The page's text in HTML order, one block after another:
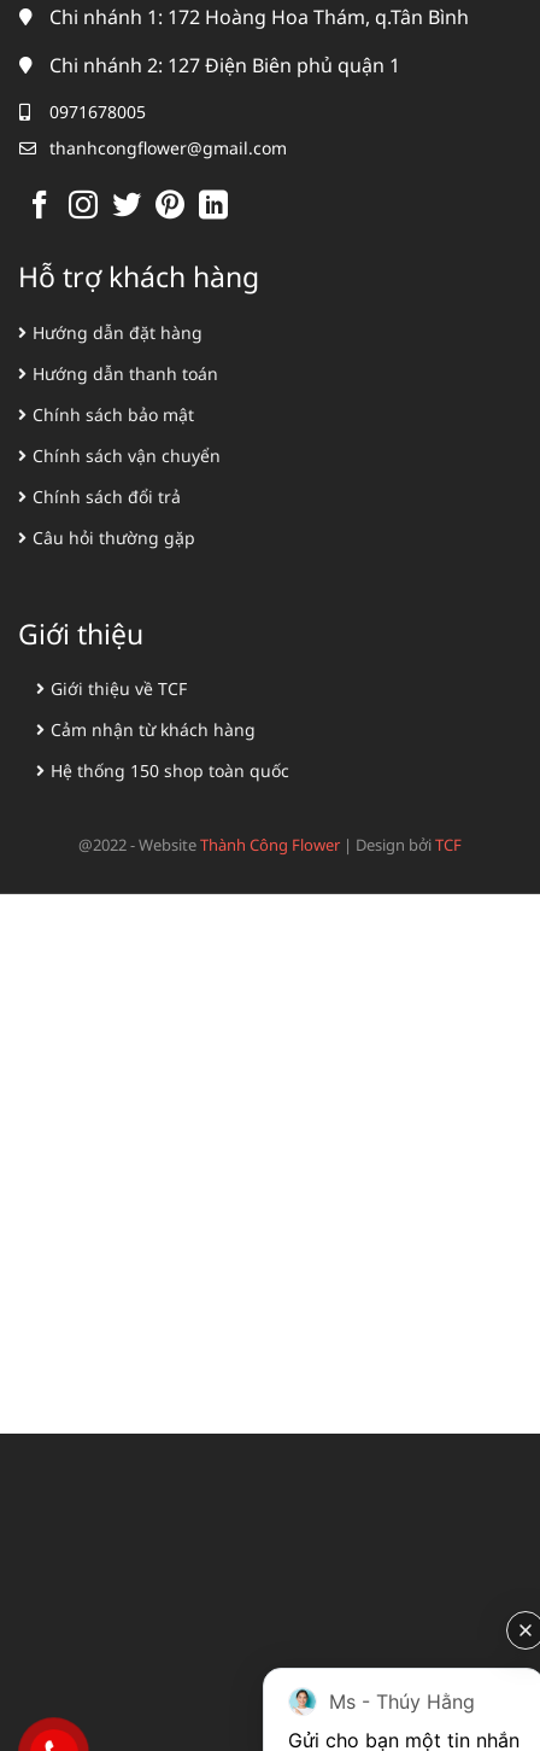
Chi nhánh 1: 172 Hoàng Hoa Thám, q.Tân Bình
Chi nhánh 2: 127 Điện Biên phủ quận 1
0971678005
thanhcongflower@gmail.com
Hỗ trợ khách hàng
Hướng dẫn đặt hàng
Hướng dẫn thanh toán
Chính sách bảo mật
Chính sách vận chuyển
Chính sách đổi trả
Câu hỏi thường gặp
Giới thiệu
Giới thiệu về TCF
Cảm nhận từ khách hàng
Hệ thống 150 shop toàn quốc
@2022 - WebsiteThành Công Flower | Design bởiTCF
Ms - Thúy Hằng
Gửi cho bạn một tin nhắn